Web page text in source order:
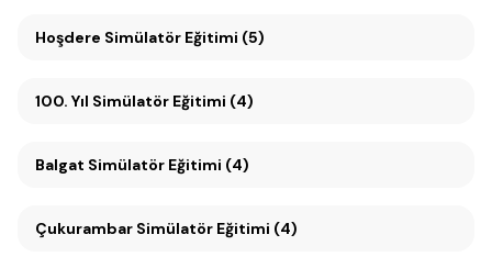
Hoşdere Simülatör Eğitimi (5)
100. Yıl Simülatör Eğitimi (4)
Balgat Simülatör Eğitimi (4)
Çukurambar Simülatör Eğitimi (4)